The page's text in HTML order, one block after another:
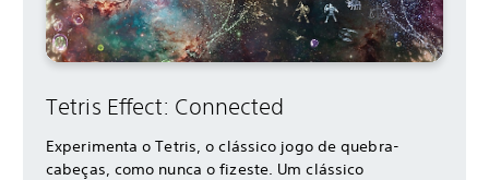
Tetris Effect: Connected
Experimenta o Tetris, o clássico jogo de quebra-
cabeças, como nunca o fizeste. Um clássico